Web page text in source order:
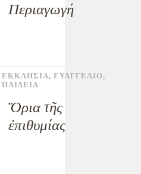
Περιαγωγή
ΕΚΚΛΗΣΙΑ, ΕΥΑΓΓΕΛΙΟ,
ΠΑΙΔΕΙΑ
Ὅρια τῆς
ἐπιθυμίας